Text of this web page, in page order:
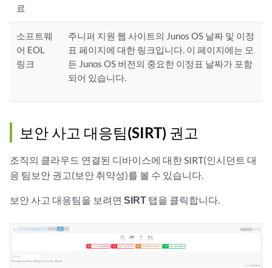
료
소프트웨
어 EOL
링크
주니퍼 지원 웹 사이트의 Junos OS 날짜 및 이정
표 페이지에 대한 링크입니다. 이 페이지에는 모
든 Junos OS 버전의 중요한 이정표 날짜가 포함
되어 있습니다.
보안 사고 대응팀(SIRT) 권고
조직의 클라우드 연결된 디바이스에 대한 SIRT(인시던트 대
응 팀보안 권고(보안 취약성)를 볼 수 있습니다.
보안 사고 대응팀을 보려면 SIRT 탭을 클릭합니다.